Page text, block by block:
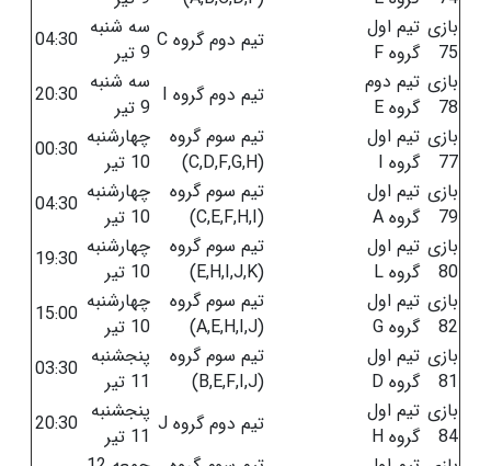
بازی
75
تیم اول
گروه F
تیم دوم گروه C
سه شنبه
9 تیر
04:30
بازی
78
تیم دوم
گروه E
تیم دوم گروه I
سه شنبه
9 تیر
20:30
بازی
77
تیم اول
گروه I
تیم سوم گروه
(C,D,F,G,H)
چهارشنبه
10 تیر
00:30
بازی
79
تیم اول
گروه A
تیم سوم گروه
(C,E,F,H,I)
چهارشنبه
10 تیر
04:30
بازی
80
تیم اول
گروه L
تیم سوم گروه
(E,H,I,J,K)
چهارشنبه
10 تیر
19:30
بازی
82
تیم اول
گروه G
تیم سوم گروه
(A,E,H,I,J)
چهارشنبه
10 تیر
15:00
بازی
81
تیم اول
گروه D
تیم سوم گروه
(B,E,F,I,J)
پنجشنبه
11 تیر
03:30
بازی
84
تیم اول
گروه H
تیم دوم گروه J
پنجشنبه
11 تیر
20:30